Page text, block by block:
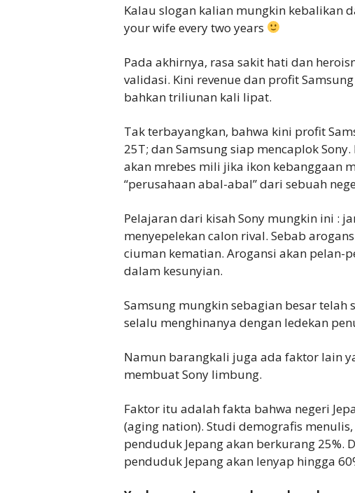
Kalau slogan kalian mungkin kebalikan
your wife every two years
Pada akhirnya, rasa sakit hati dan
validasi. Kini revenue dan profit
bahkan triliunan kali lipat.
Tak terbayangkan, bahwa kini profit
25T; dan Samsung siap mencaplok
akan mrebes mili jika ikon kebanggaan
“perusahaan abal-abal” dari sebuah
Pelajaran dari kisah Sony mungkin ini :
menyepelekan calon rival. Sebab
ciuman kematian. Arogansi akan
dalam kesunyian.
Samsung mungkin sebagian besar telah
selalu menghinanya dengan ledekan
Namun barangkali juga ada faktor lain
membuat Sony limbung.
Faktor itu adalah fakta bahwa negeri
(aging nation). Studi demografis
penduduk Jepang akan berkurang 25%.
penduduk Jepang akan lenyap hingga